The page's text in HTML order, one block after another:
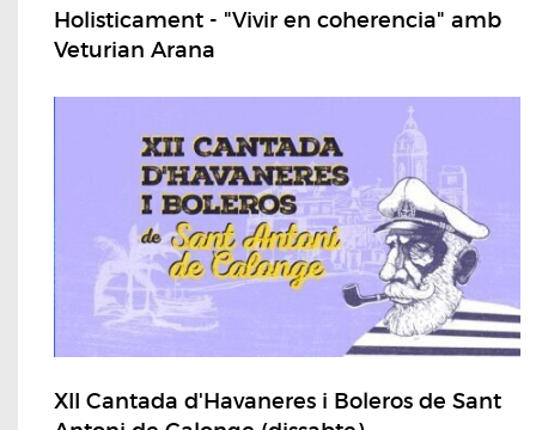
Holisticament - "Vivir en coherencia" amb
Veturian Arana
XII Cantada d'Havaneres i Boleros de Sant